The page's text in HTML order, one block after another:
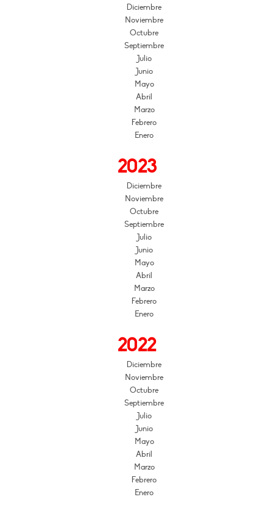
Diciembre
Noviembre
Octubre
Septiembre
Julio
Junio
Mayo
Abril
Marzo
Febrero
Enero
2023
Diciembre
Noviembre
Octubre
Septiembre
Julio
Junio
Mayo
Abril
Marzo
Febrero
Enero
2022
Diciembre
Noviembre
Octubre
Septiembre
Julio
Junio
Mayo
Abril
Marzo
Febrero
Enero